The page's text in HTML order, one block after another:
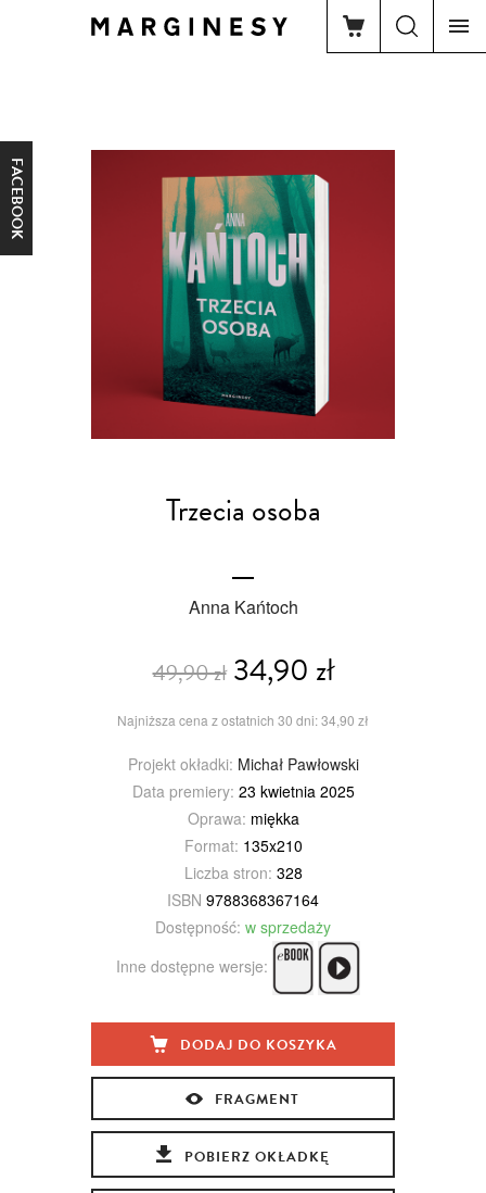
FACEBOOK
Trzecia osoba
Anna Kańtoch
49,90 zł34,90 zł
Najniższa cena z ostatnich 30 dni: 34,90 zł
Projekt okładki: Michał Pawłowski
Data premiery: 23 kwietnia 2025
Oprawa: miękka
Format: 135x210
Liczba stron: 328
ISBN 9788368367164
Dostępność: w sprzedaży
Inne dostępne wersje:
DODAJ DO KOSZYKA
FRAGMENT
POBIERZ OKŁADKĘ